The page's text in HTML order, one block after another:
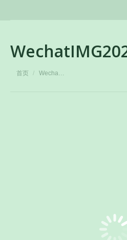
您在这里：
首页 Wecha…